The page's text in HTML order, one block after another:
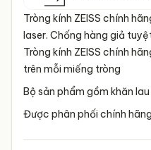
Tròng kính ZEISS chính
laser. Chống hàng giả
Tròng kính ZEISS chính
trên mỗi miếng tròng
Bộ sản phẩm gồm khăn
Được phân phối chính